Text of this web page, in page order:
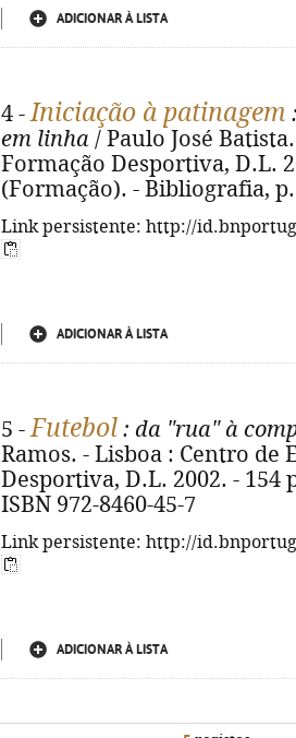
ADICIONAR À LISTA
4 -Iniciação à patinagem
em linha / Paulo José
Formação Desportiva, D.L.
(Formação). - Bibliografia, p.
Link persistente: http://
ADICIONAR À LISTA
5 -Futebol : da "rua" à
Ramos. - Lisboa : Centro de
Desportiva, D.L. 2002. - 154
ISBN 972-8460-45-7
Link persistente: http://
ADICIONAR À LISTA